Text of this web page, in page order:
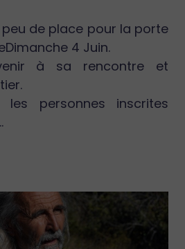
de place pour la porte
4 Juin.
à sa rencontre et
les personnes inscrites